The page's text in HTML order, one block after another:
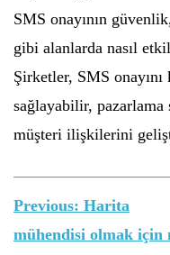
SMS onayının
gibi alanlarda nasıl
Şirketler, SMS
sağlayabilir,
müşteri ilişkilerini
Yazı
gezinmesi
Previous: Harita
mühendisi olmak için